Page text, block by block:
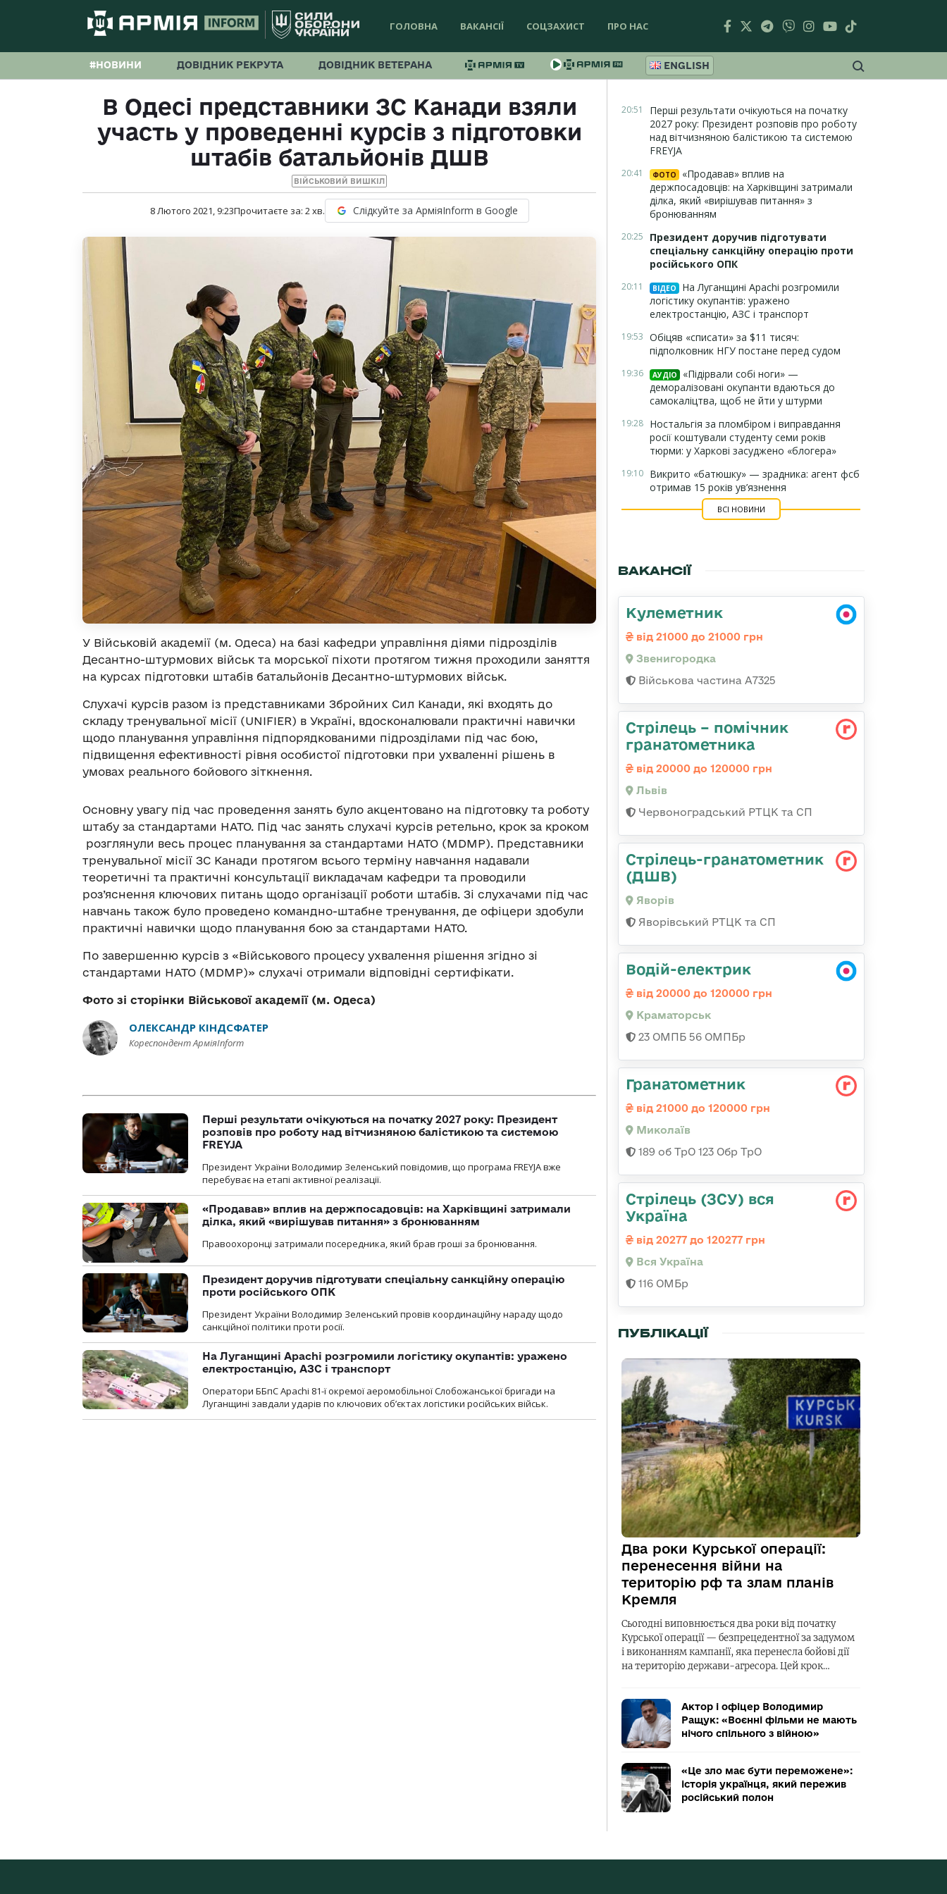
ГОЛОВНА ВАКАНСІЇ СОЦЗАХИСТ ПРО НАС
#НОВИНИ ДОВІДНИК РЕКРУТА ДОВІДНИК ВЕТЕРАНА ENGLISH
В Одесі представники ЗС Канади взяли
участь у проведенні курсів з підготовки
штабів батальйонів ДШВ
ВІЙСЬКОВИЙ ВИШКІЛ
8 Лютого 2021, 9:23Прочитаєте за: 2хв. Слідкуйте за АрміяInform в Google
У Військовій академії (м. Одеса) на базі кафедри управління діями підрозділів
Десантно-штурмових військ та морської піхоти протягом тижня проходили заняття
на курсах підготовки штабів батальйонів Десантно-штурмових військ.
Слухачі курсів разом із представниками Збройних Сил Канади, які входять до
складу тренувальної місії (UNIFIER) в Україні, вдосконалювали практичні навички
щодо планування управління підпорядкованими підрозділами під час бою,
підвищення ефективності рівня особистої підготовки при ухваленні рішень в
умовах реального бойового зіткнення.
Основну увагу під час проведення занять було акцентовано на підготовку та роботу
штабу за стандартами НАТО. Під час занять слухачі курсів ретельно, крок за кроком
розглянули весь процес планування за стандартами НАТО (MDMP). Представники
тренувальної місії ЗС Канади протягом всього терміну навчання надавали
теоретичні та практичні консультації викладачам кафедри та проводили
роз’яснення ключових питань щодо організації роботи штабів. Зі слухачами під час
навчань також було проведено командно-штабне тренування, де офіцери здобули
практичні навички щодо планування бою за стандартами НАТО.
По завершенню курсів з «Військового процесу ухвалення рішення згідно зі
стандартами НАТО (MDMP)» слухачі отримали відповідні сертифікати.
Фото зі сторінки Військової академії (м. Одеса)
ОЛЕКСАНДР КІНДСФАТЕР
Кореспондент АрміяInform
Перші результати очікуються на початку 2027 року: Президент
розповів про роботу над вітчизняною балістикою та системою
FREYJA
Президент України Володимир Зеленський повідомив, що програма FREYJA вже
перебуває на етапі активної реалізації.
«Продавав» вплив на держпосадовців: на Харківщині затримали
ділка, який «вирішував питання» з бронюванням
Правоохоронці затримали посередника, який брав гроші за бронювання.
Президент доручив підготувати спеціальну санкційну операцію
проти російського ОПК
Президент України Володимир Зеленський провів координаційну нараду щодо
санкційної політики проти росії.
На Луганщині Apachi розгромили логістику окупантів: уражено
електростанцію, АЗС і транспорт
Оператори ББпС Apachi 81-ї окремої аеромобільної Слобожанської бригади на
Луганщині завдали ударів по ключових об’єктах логістики російських військ.
20:51
Перші результати очікуються на початку
2027 року: Президент розповів про роботу
над вітчизняною балістикою та системою
FREYJA
20:41 ФОТО
«Продавав» вплив на
держпосадовців: на Харківщині затримали
ділка, який «вирішував питання» з
бронюванням
20:25
Президент доручив підготувати
спеціальну санкційну операцію проти
російського ОПК
20:11 ВІДЕО
На Луганщині Apachi розгромили
логістику окупантів: уражено
електростанцію, АЗС і транспорт
19:53 Обіцяв «списати» за $11 тисяч:
підполковник НГУ постане перед судом
19:36 АУДІО
«Підірвали собі ноги» —
деморалізовані окупанти вдаються до
самокаліцтва, щоб не йти у штурми
19:28 Ностальгія за пломбіром і виправдання
росії коштували студенту семи років
тюрми: у Харкові засуджено «блогера»
19:10 Викрито «батюшку» — зрадника: агент фсб
отримав 15 років ув’язнення
ВСІ НОВИНИ
ВАКАНСІЇ
Кулеметник
від 21000 до 21000 грн
Звенигородка
Військова частина А7325
Стрілець – помічник
гранатометника
від 20000 до 120000 грн
Львів
Червоноградський РТЦК та СП
Стрілець-гранатометник
(ДШВ)
Яворів
Яворівський РТЦК та СП
Водій-електрик
від 20000 до 120000 грн
Краматорськ
23 ОМПБ 56 ОМПБр
Гранатометник
від 21000 до 120000 грн
Миколаїв
189 об ТрО 123 Обр ТрО
Стрілець (ЗСУ) вся
Україна
від 20277 до 120277 грн
Вся Україна
116 ОМБр
ПУБЛІКАЦІЇ
Два роки Курської операції:
перенесення війни на
територію рф та злам планів
Кремля
Сьогодні виповнюється два роки від початку
Курської операції — безпрецедентної за задумом
і виконанням кампанії, яка перенесла бойові дії
на територію держави-агресора. Цей крок…
Актор і офіцер Володимир
Ращук: «Воєнні фільми не мають
нічого спільного з війною»
«Це зло має бути переможене»:
історія українця, який пережив
російський полон